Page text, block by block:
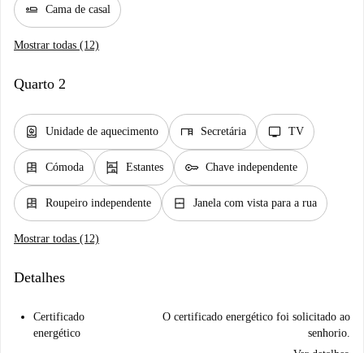
airline_seat_flat Cama de casal
Mostrar todas (12)
Quarto 2
water_heater Unidade de aquecimento desk Secretária tv TV
dresser Cómoda shelves Estantes key Chave independente
dresser Roupeiro independente window_closed Janela com vista para a rua
Mostrar todas (12)
Detalhes
Certificado
energético
O certificado energético foi solicitado ao
senhorio.